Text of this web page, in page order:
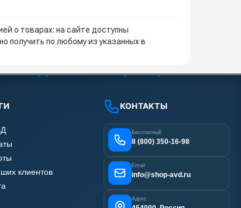
о товарах: на сайте доступны
получить по любому из указанных в
клиентов
КОНТАКТЫ
Бесплатный
8 (800) 350-16-98
Email
info@shop-avd.ru
Адрес